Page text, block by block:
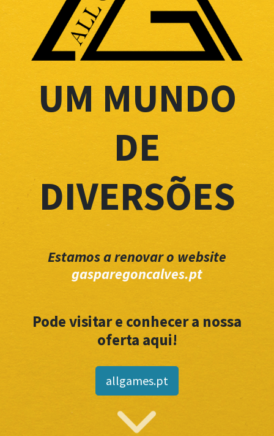
UM MUNDO
DE
DIVERSÕES
Estamos a renovar o website
gasparegoncalves.pt
Pode visitar e conhecer a nossa
oferta aqui!
allgames.pt